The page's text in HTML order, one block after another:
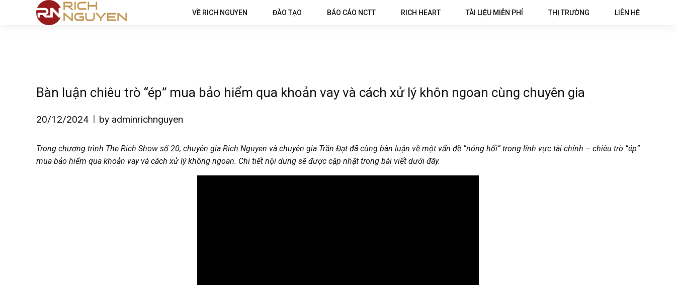
VỀ RICH NGUYEN ĐÀO TẠO BÁO CÁO NCTT RICH HEART TÀI LIỆU MIỄN PHÍ THỊ TRƯỜNG LIÊN HỆ
Bàn luận chiêu trò “ép” mua bảo hiểm qua khoản vay và cách xử lý khôn ngoan cùng chuyên gia
20/12/2024 by adminrichnguyen
Trong chương trình The Rich Show số 20, chuyên gia Rich Nguyen và chuyên gia Trần Đạt đã cùng bàn luận về một vấn đề “nóng hổi” trong lĩnh vực tài chính – chiêu trò “ép”
mua bảo hiểm qua khoản vay và cách xử lý không ngoan. Chi tiết nội dung sẽ được cập nhật trong bài viết dưới đây.